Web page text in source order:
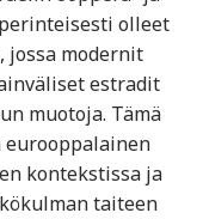
olleet
modernit
estradit
muotoja. Tämä
kontekstissa ja
taiteen